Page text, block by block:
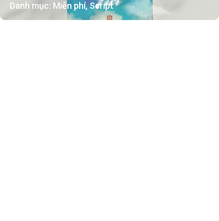
Danh mục: Miễn phí,Script